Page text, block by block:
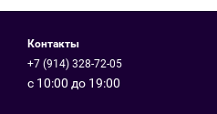
Контакты
+7 (914) 328-72-05
с 10:00 до 19:00